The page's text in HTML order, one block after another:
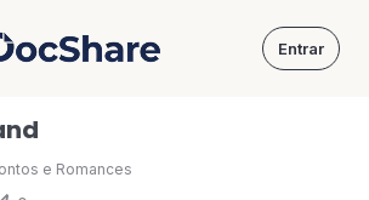
DocShare Entrar
e Romances